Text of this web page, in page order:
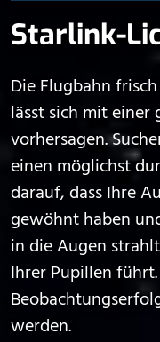
Starlink-
Die Flugbahn
lässt sich mit einer
vorhersagen.
einen möglichst
darauf, dass Ihre
gewöhnt haben
in die Augen
Ihrer Pupillen
werden.